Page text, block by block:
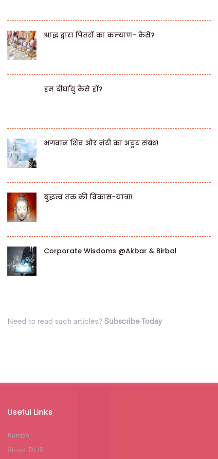
श्राद्ध द्वारा पितरों का कल्याण- कैसे?
हम दीर्घायु कैसे हों?
भगवान शिव और नंदी का अटूट संबंध!
बुद्धत्व तक की विकास-यात्रा!
Corporate Wisdoms @Akbar & Birbal
Need to read such articles? Subscribe Today
Useful Links
Kumbh
About DJJS